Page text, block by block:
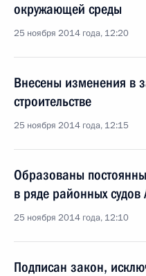
окружающей среды
25 ноября 2014 года, 12:20
Внесены изменения в
строительстве
25 ноября 2014 года, 12:15
Образованы
в ряде районных судов
25 ноября 2014 года, 12:10
Подписан закон,